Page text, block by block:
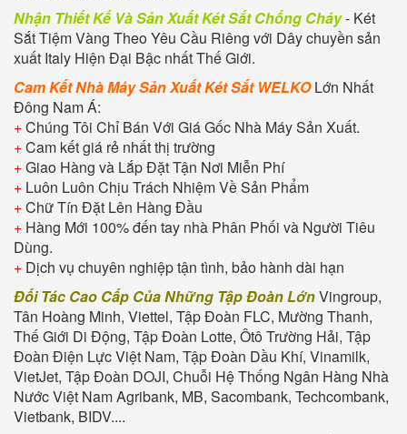
Nhận Thiết Kế Và Sản Xuất Két Sắt Chống Cháy- Két
Sắt Tiệm Vàng Theo Yêu Cầu Riêng với Dây chuyền sản
xuất Italy Hiện Đại Bậc nhất Thế Giới.
Cam Kết Nhà Máy Sản Xuất Két Sắt WELKOLớn Nhất
Đông Nam Á:
+Chúng Tôi Chỉ Bán Với Giá Gốc Nhà Máy Sản Xuất.
+Cam kết giá rẻ nhất thị trường
+Giao Hàng và Lắp Đặt Tận Nơi Miễn Phí
+ Luôn Luôn Chịu Trách Nhiệm Về Sản Phẩm
+Chữ Tín Đặt Lên Hàng Đầu
+ Hàng Mới 100% đến tay nhà Phân Phối và Người Tiêu
Dùng.
+ Dịch vụ chuyên nghiệp tận tình, bảo hành dài hạn
Đối Tác Cao Cấp Của Những Tập Đoàn LớnVingroup,
Tân Hoàng Minh, Viettel, Tập Đoàn FLC, Mường Thanh,
Thế Giới Di Động, Tập Đoàn Lotte, Ôtô Trường Hải, Tập
Đoàn Điện Lực Việt Nam, Tập Đoàn Dầu Khí, Vinamilk,
VietJet, Tập Đoàn DOJI, Chuỗi Hệ Thống Ngân Hàng Nhà
Nước Việt Nam Agribank, MB, Sacombank, Techcombank,
Vietbank, BIDV....